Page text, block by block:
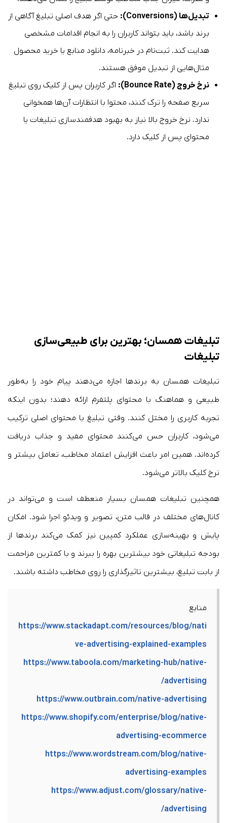
تبدیل‌ها (Conversions):
حتی اگر هدف اصلی تبلیغ آگاهی از
برند باشد، باید بتواند کاربران را به انجام اقدامات مشخصی
هدایت کند. ثبت‌نام در خبرنامه، دانلود منابع یا خرید محصول
مثال‌هایی از تبدیل موفق هستند.
نرخ خروج (Bounce Rate):
اگر کاربران پس از کلیک روی تبلیغ
سریع صفحه را ترک کنند، محتوا با انتظارات آن‌ها همخوانی
ندارد. نرخ خروج بالا نیاز به بهبود هدفمندسازی تبلیغات یا
محتوای پس از کلیک دارد.
تبلیغات همسان؛ بهترین برای طبیعی‌سازی
تبلیغات
تبلیغات همسان به برندها اجازه می‌دهند پیام خود را به‌طور
طبیعی و هماهنگ با محتوای پلتفرم ارائه دهند؛ بدون اینکه
تجربه کاربری را مختل کنند. وقتی تبلیغ با محتوای اصلی ترکیب
می‌شود، کاربران حس می‌کنند محتوای مفید و جذاب دریافت
کرده‌اند. همین امر باعث افزایش اعتماد مخاطب، تعامل بیشتر و
نرخ کلیک بالاتر می‌شود.
همچنین تبلیغات همسان بسیار منعطف است و می‌تواند در
کانال‌های مختلف در قالب متن، تصویر و ویدئو اجرا شود. امکان
پایش و بهینه‌سازی عملکرد کمپین نیز کمک می‌کند برندها از
بودجه تبلیغاتی خود بیشترین بهره را ببرند و با کمترین مزاحمت
از بابت تبلیغ، بیشترین تاثیرگذاری را روی مخاطب داشته باشند.
منابع
https://www.stackadapt.com/resources/blog/nati
ve-advertising-explained-examples
https://www.taboola.com/marketing-hub/native-
advertising/
https://www.outbrain.com/native-advertising
https://www.shopify.com/enterprise/blog/native-
advertising-ecommerce
https://www.wordstream.com/blog/native-
advertising-examples
https://www.adjust.com/glossary/native-
advertising/